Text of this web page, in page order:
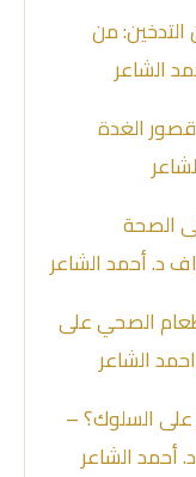
التدخين: من
الغدة
الصحة
د. أحمد الشاعر
الصحي على
الشاعر
على السلوك؟ –
أحمد الشاعر